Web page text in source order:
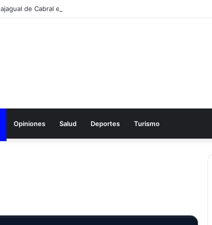
Opiniones Salud Deportes Turismo